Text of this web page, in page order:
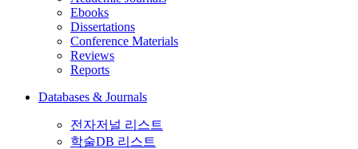
Ebooks
Dissertations
Conference Materials
Reviews
Reports
Databases & Journals
전자저널 리스트
학술DB 리스트